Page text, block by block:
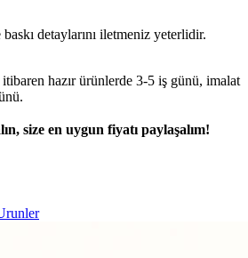
detaylarını iletmeniz yeterlidir.
itibaren hazır ürünlerde 3-5 iş günü, imalat
size en uygun fiyatı paylaşalım!